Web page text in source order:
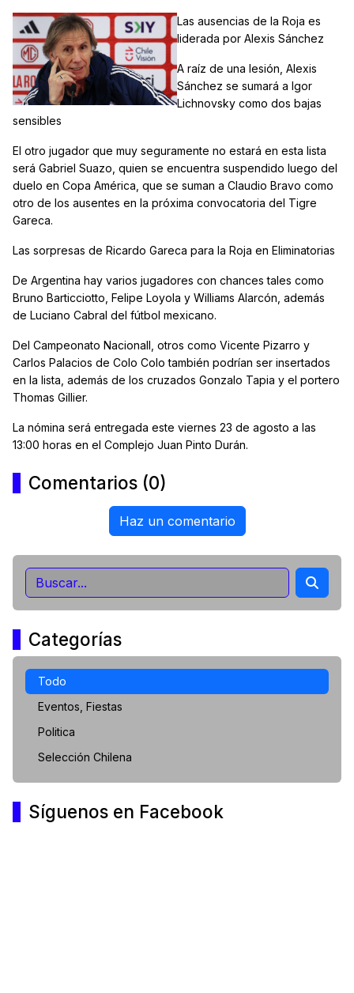
Las ausencias de la Roja es
liderada por Alexis Sánchez
A raíz de una lesión, Alexis
Sánchez se sumará a Igor
Lichnovsky como dos bajas
sensibles
El otro jugador que muy seguramente no estará en esta lista
será Gabriel Suazo, quien se encuentra suspendido luego del
duelo en Copa América, que se suman a Claudio Bravo como
otro de los ausentes en la próxima convocatoria del Tigre
Gareca.
Las sorpresas de Ricardo Gareca para la Roja en Eliminatorias
De Argentina hay varios jugadores con chances tales como
Bruno Barticciotto, Felipe Loyola y Williams Alarcón, además
de Luciano Cabral del fútbol mexicano.
Del Campeonato Nacionall, otros como Vicente Pizarro y
Carlos Palacios de Colo Colo también podrían ser insertados
en la lista, además de los cruzados Gonzalo Tapia y el portero
Thomas Gillier.
La nómina será entregada este viernes 23 de agosto a las
13:00 horas en el Complejo Juan Pinto Durán.
Comentarios (0)
Haz un comentario
Categorías
Todo
Eventos, Fiestas
Politica
Selección Chilena
Síguenos en Facebook